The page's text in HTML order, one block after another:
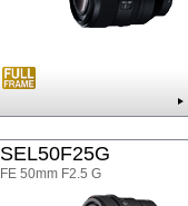
SEL50F25G
FE 50mm F2.5 G